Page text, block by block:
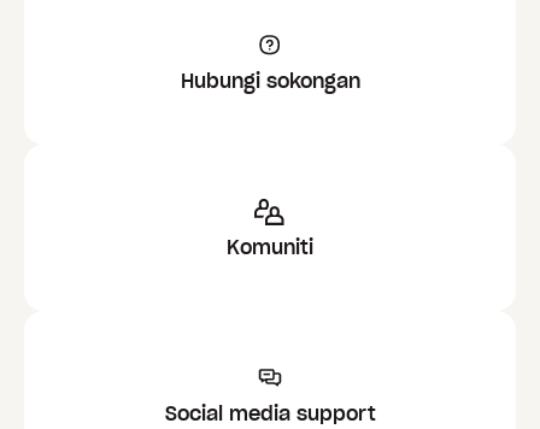
Hubungi sokongan
Komuniti
Social media support